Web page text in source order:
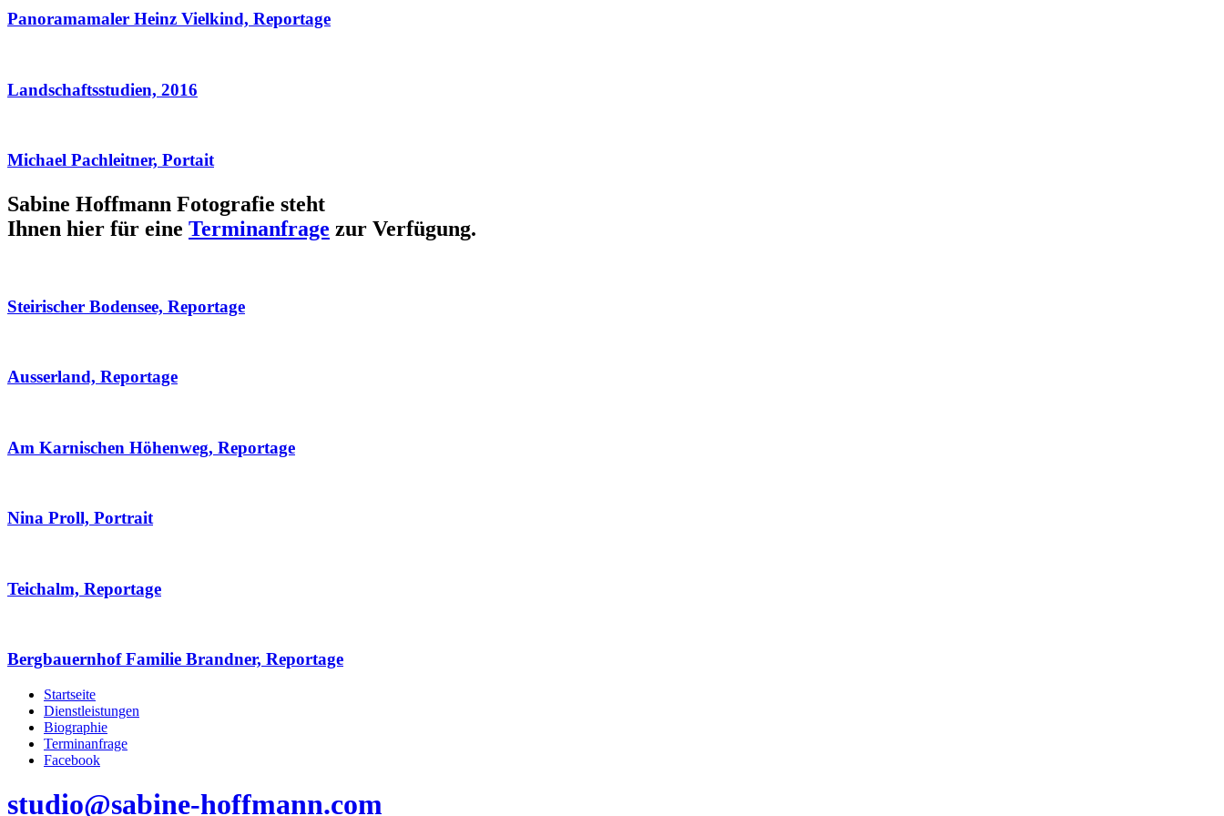
Panoramamaler Heinz Vielkind, Reportage
Landschaftsstudien, 2016
Michael Pachleitner, Portait
Sabine Hoffmann Fotografie steht
Ihnen hier für eine Terminanfrage zur Verfügung.
Steirischer Bodensee, Reportage
Ausserland, Reportage
Am Karnischen Höhenweg, Reportage
Nina Proll, Portrait
Teichalm, Reportage
Bergbauernhof Familie Brandner, Reportage
Startseite
Dienstleistungen
Biographie
Terminanfrage
Facebook
studio@sabine-hoffmann.com